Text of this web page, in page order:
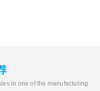
in one of the manufacturing